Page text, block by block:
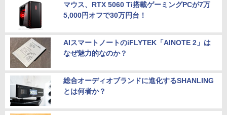
マウス、RTX 5060 Ti搭載ゲーミングPCが7万
5,000円オフで30万円台！
AIスマートノートのiFLYTEK「AINOTE 2」は
なぜ魅力的なのか？
総合オーディオブランドに進化するSHANLING
とは何者か？